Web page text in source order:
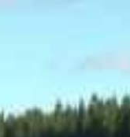
une